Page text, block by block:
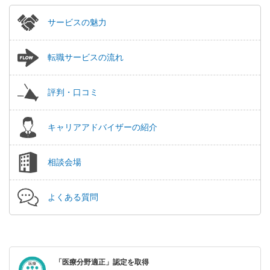
サービスの魅力
転職サービスの流れ
評判・口コミ
キャリアアドバイザーの紹介
相談会場
よくある質問
「医療分野適正」認定を取得